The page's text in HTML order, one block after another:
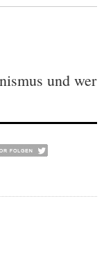
und wer